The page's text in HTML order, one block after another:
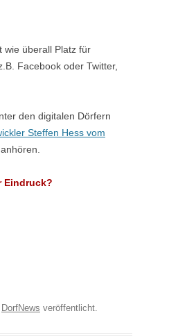
wie überall Platz für
Facebook oder Twitter,
den digitalen Dörfern
Steffen Hess vom
Eindruck?
DorfNews veröffentlicht.